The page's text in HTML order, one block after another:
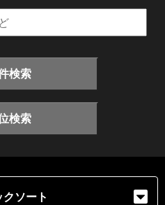
検索
検索
ソート